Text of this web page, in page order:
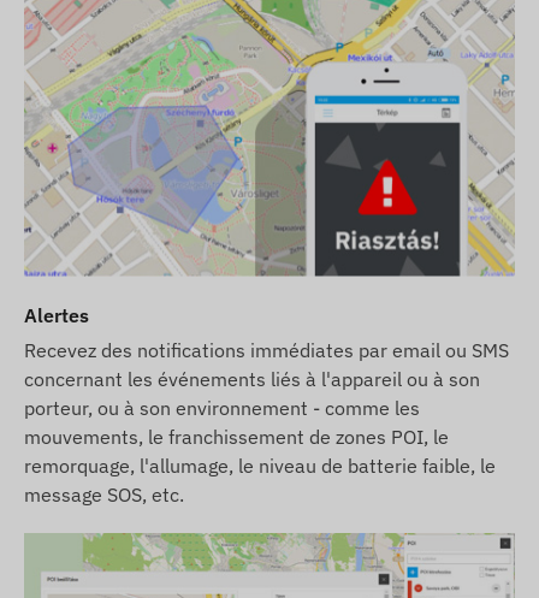
Alertes
Recevez des notifications immédiates par email ou SMS
concernant les événements liés à l'appareil ou à son
porteur, ou à son environnement - comme les
mouvements, le franchissement de zones POI, le
remorquage, l'allumage, le niveau de batterie faible, le
message SOS, etc.